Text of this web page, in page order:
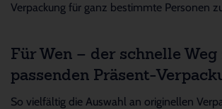
Verpackung für ganz bestimmte Personen
Für Wen – der schnelle Weg
passenden Präsent-
So vielfältig die Auswahl an originellen